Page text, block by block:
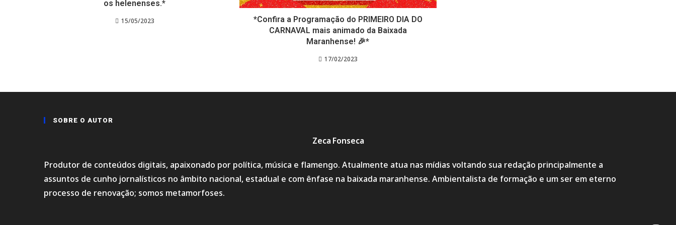
os helenenses.*
15/05/2023
*Confira a Programação do PRIMEIRO DIA DO
CARNAVAL mais animado da Baixada
Maranhense! 🎉*
17/02/2023
SOBRE O AUTOR
Zeca Fonseca
Produtor de conteúdos digitais, apaixonado por política, música e flamengo. Atualmente atua nas mídias voltando sua redação principalmente a
assuntos de cunho jornalísticos no âmbito nacional, estadual e com ênfase na baixada maranhense. Ambientalista de formação e um ser em eterno
processo de renovação; somos metamorfoses.